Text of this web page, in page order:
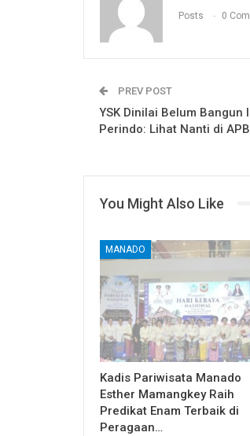
Posts 0
PREV POST
YSK Dinilai Belum Bangun
Perindo: Lihat Nanti di
You Might Also Like
MANADO
Kadis Pariwisata Manado
Esther Mamangkey Raih
Predikat Enam Terbaik di
Peragaan…